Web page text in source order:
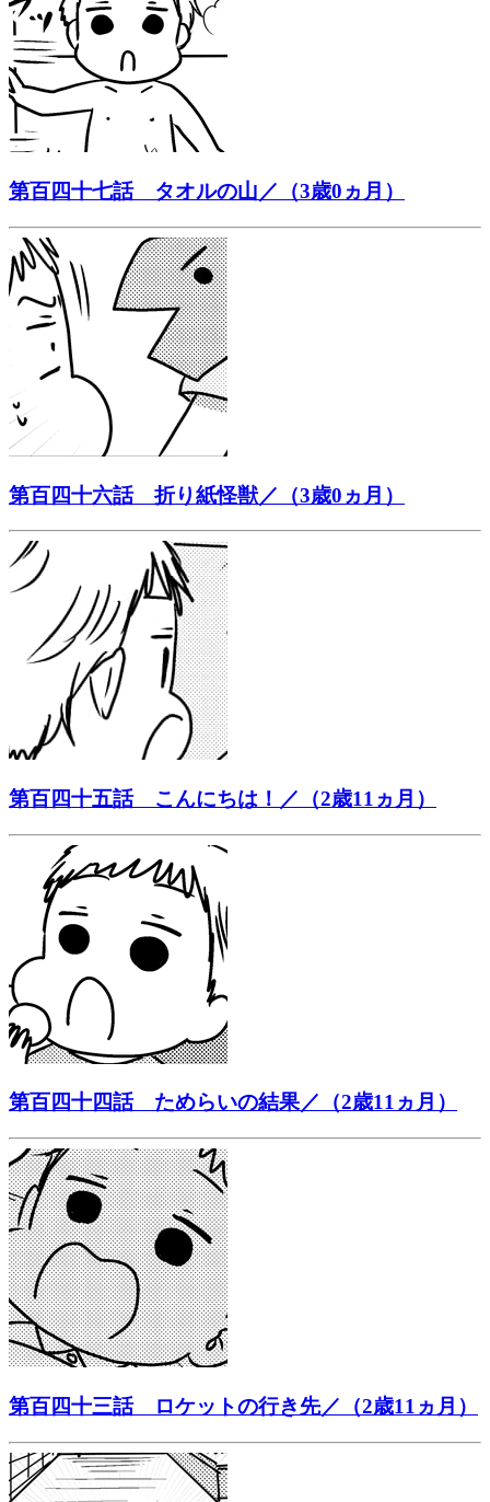
第百四十七話 タオルの山／（3歳0ヵ月）
第百四十六話 折り紙怪獣／（3歳0ヵ月）
第百四十五話 こんにちは！／（2歳11ヵ月）
第百四十四話 ためらいの結果／（2歳11ヵ月）
第百四十三話 ロケットの行き先／（2歳11ヵ月）